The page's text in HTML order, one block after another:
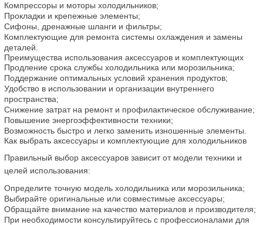
Компрессоры и моторы холодильников;
Прокладки и крепежные элементы;
Сифоны, дренажные шланги и фильтры;
Комплектующие для ремонта системы охлаждения и замены
деталей.
Преимущества использования аксессуаров и комплектующих
Продление срока службы холодильника или морозильника;
Поддержание оптимальных условий хранения продуктов;
Удобство в использовании и организации внутреннего
пространства;
Снижение затрат на ремонт и профилактическое обслуживание;
Повышение энергоэффективности техники;
Возможность быстро и легко заменить изношенные элементы.
Как выбрать аксессуары и комплектующие для холодильников
Правильный выбор аксессуаров зависит от модели техники и
целей использования:
Определите точную модель холодильника или морозильника;
Выбирайте оригинальные или совместимые аксессуары;
Обращайте внимание на качество материалов и производителя;
При необходимости консультируйтесь с профессионалами для